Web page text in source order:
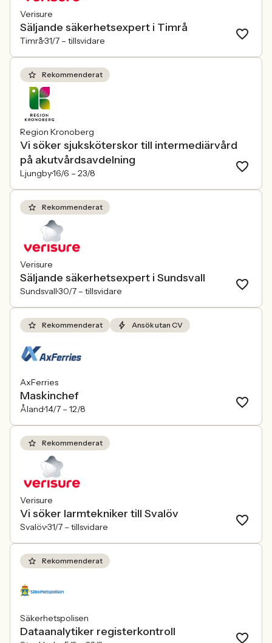
Verisure
Säljande säkerhetsexpert i Timrå
Timrå31/7 – tillsvidare
Rekommenderat
Region Kronoberg
Vi söker sjuksköterskor till intermediärvård
på akutvårdsavdelning
Ljungby16/6 – 23/8
Rekommenderat
Verisure
Säljande säkerhetsexpert i Sundsvall
Sundsvall30/7 – tillsvidare
Rekommenderat Ansök utan CV
AxFerries
Maskinchef
Åland14/7 – 12/8
Rekommenderat
Verisure
Vi söker larmtekniker till Svalöv
Svalöv31/7 – tillsvidare
Rekommenderat
Säkerhetspolisen
Dataanalytiker registerkontroll